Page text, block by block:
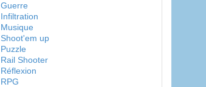
Guerre
Infiltration
Musique
Shoot'em up
Puzzle
Rail Shooter
Réflexion
RPG